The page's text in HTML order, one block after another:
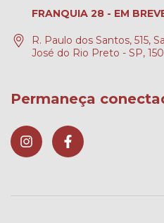
FRANQUIA 28 - EM
R. Paulo dos Santos, 515,
José do Rio Preto - SP,
Permaneça